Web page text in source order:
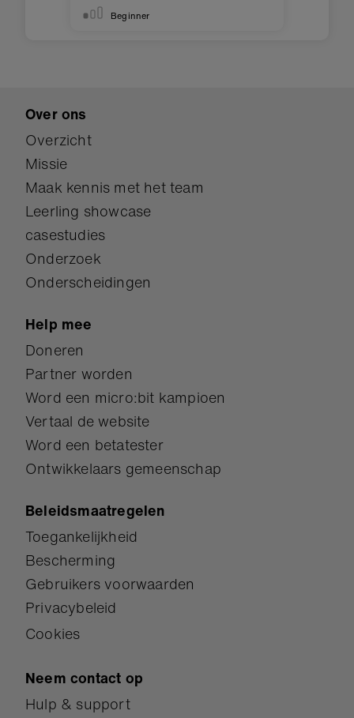
Beginner
Over ons
Overzicht
Missie
Maak kennis met het team
Leerling showcase
casestudies
Onderzoek
Onderscheidingen
Help mee
Doneren
Partner worden
Word een micro:bit kampioen
Vertaal de website
Word een betatester
Ontwikkelaars gemeenschap
Beleidsmaatregelen
Toegankelijkheid
Bescherming
Gebruikers voorwaarden
Privacybeleid
Cookies
Neem contact op
Hulp & support